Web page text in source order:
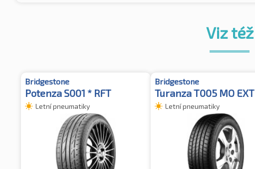
Viz též
Bridgestone
Potenza S001 * RFT
Letní pneumatiky
Bridgestone
Turanza T005 MO EXT
Letní pneumatiky